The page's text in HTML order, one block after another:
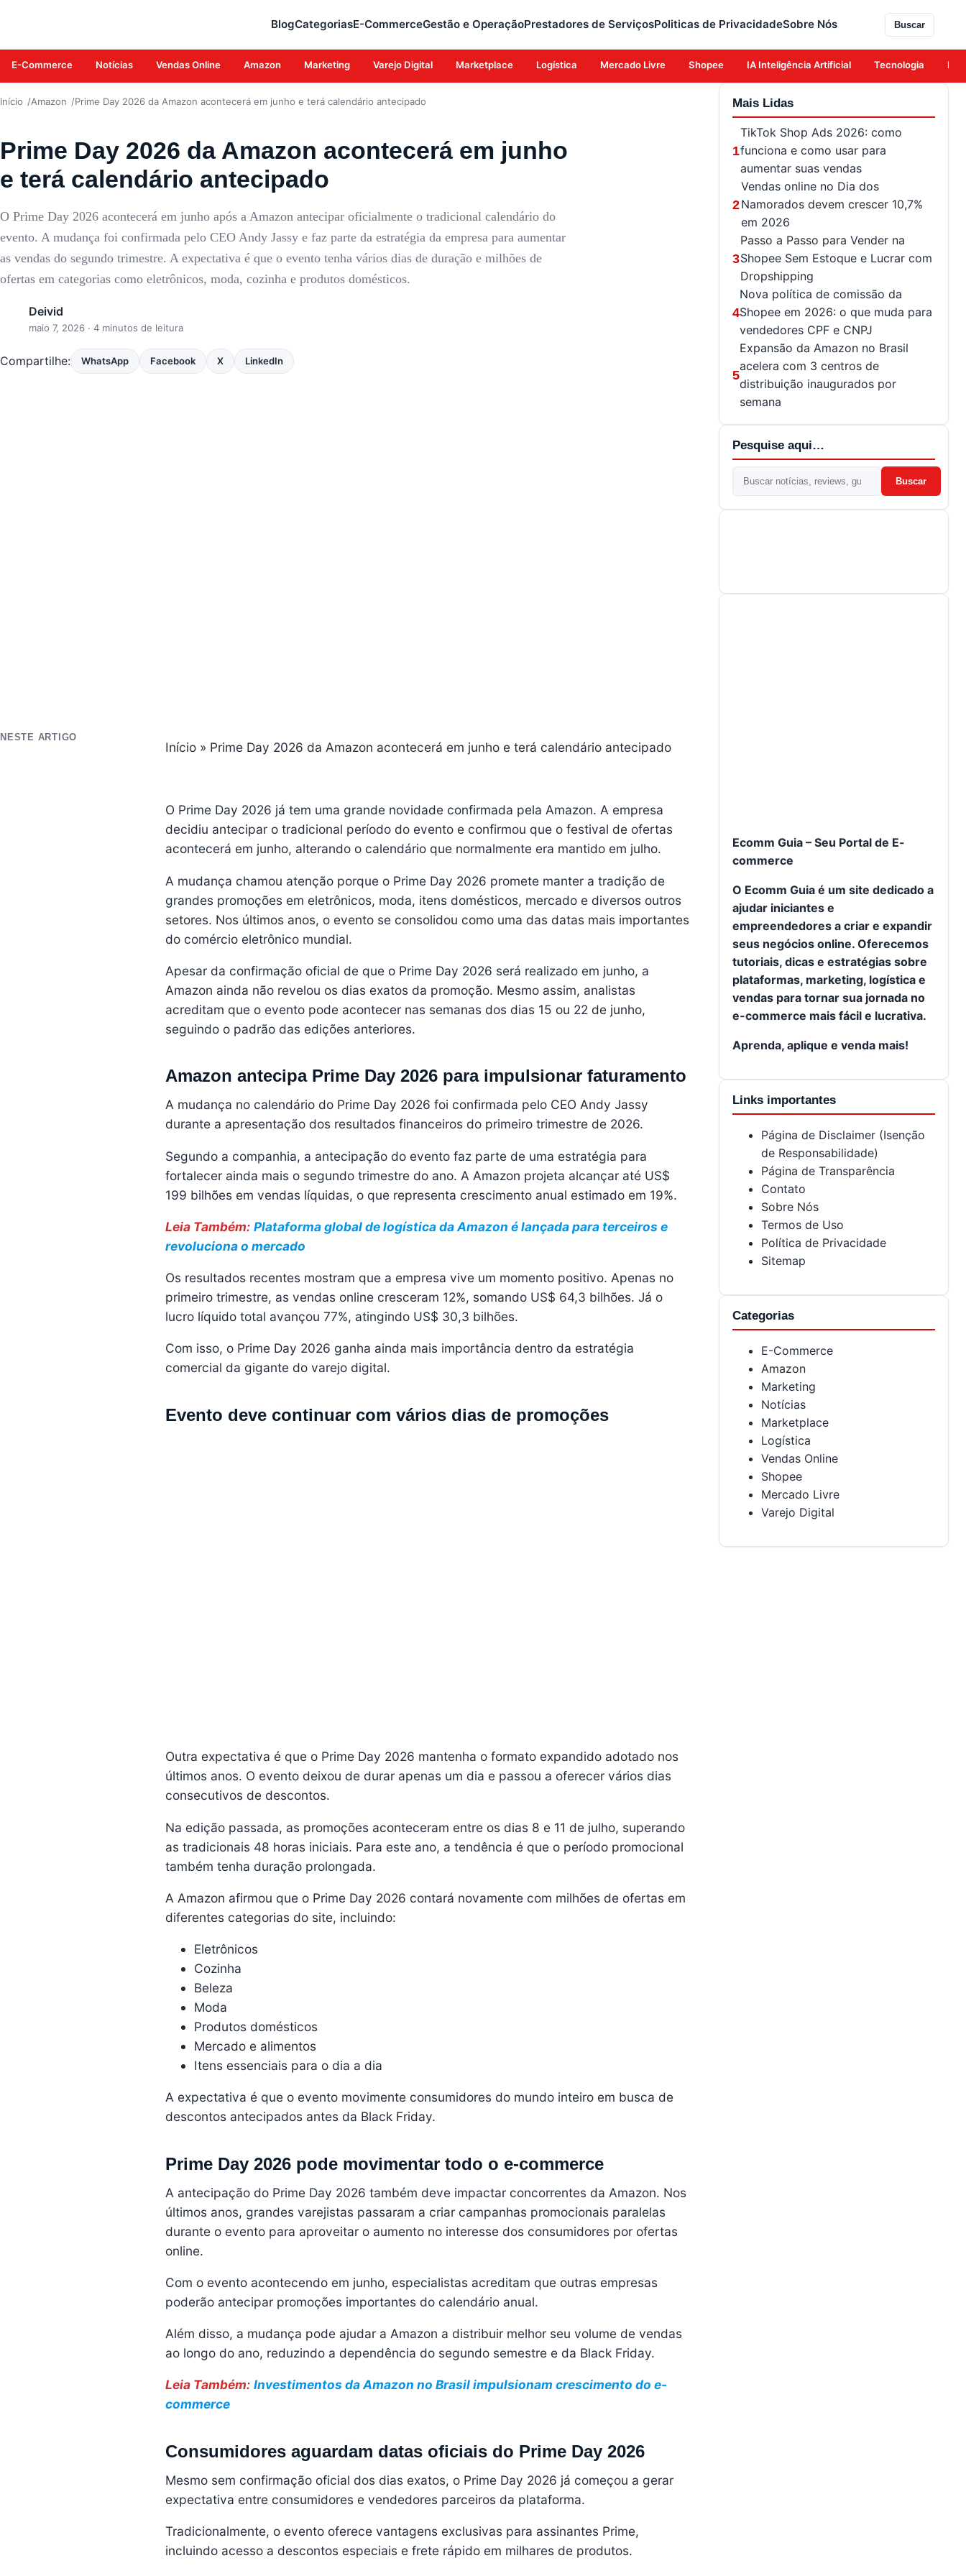
BlogCategoriasE-CommerceGestão e OperaçãoPrestadores de ServiçosPoliticas de PrivacidadeSobre Nós Buscar
E-Commerce Notícias Vendas Online Amazon Marketing Varejo Digital Marketplace Logística Mercado Livre Shopee IA Inteligência Artificial Tecnologia
Início Amazon Prime Day 2026 da Amazon acontecerá em junho e terá calendário antecipado
Prime Day 2026 da Amazon acontecerá em junho
e terá calendário antecipado
O Prime Day 2026 acontecerá em junho após a Amazon antecipar oficialmente o tradicional calendário do
evento. A mudança foi confirmada pelo CEO Andy Jassy e faz parte da estratégia da empresa para aumentar
as vendas do segundo trimestre. A expectativa é que o evento tenha vários dias de duração e milhões de
ofertas em categorias como eletrônicos, moda, cozinha e produtos domésticos.
Deivid
maio 7, 2026 · 4 minutos de leitura
Compartilhe: WhatsApp Facebook X LinkedIn
NESTE ARTIGO
Início » Prime Day 2026 da Amazon acontecerá em junho e terá calendário antecipado
O Prime Day 2026 já tem uma grande novidade confirmada pela Amazon. A empresa
decidiu antecipar o tradicional período do evento e confirmou que o festival de ofertas
acontecerá em junho, alterando o calendário que normalmente era mantido em julho.
A mudança chamou atenção porque o Prime Day 2026 promete manter a tradição de
grandes promoções em eletrônicos, moda, itens domésticos, mercado e diversos outros
setores. Nos últimos anos, o evento se consolidou como uma das datas mais importantes
do comércio eletrônico mundial.
Apesar da confirmação oficial de que o Prime Day 2026 será realizado em junho, a
Amazon ainda não revelou os dias exatos da promoção. Mesmo assim, analistas
acreditam que o evento pode acontecer nas semanas dos dias 15 ou 22 de junho,
seguindo o padrão das edições anteriores.
Amazon antecipa Prime Day 2026 para impulsionar faturamento
A mudança no calendário do Prime Day 2026 foi confirmada pelo CEO Andy Jassy
durante a apresentação dos resultados financeiros do primeiro trimestre de 2026.
Segundo a companhia, a antecipação do evento faz parte de uma estratégia para
fortalecer ainda mais o segundo trimestre do ano. A Amazon projeta alcançar até US$
199 bilhões em vendas líquidas, o que representa crescimento anual estimado em 19%.
Leia Também: Plataforma global de logística da Amazon é lançada para terceiros e
revoluciona o mercado
Os resultados recentes mostram que a empresa vive um momento positivo. Apenas no
primeiro trimestre, as vendas online cresceram 12%, somando US$ 64,3 bilhões. Já o
lucro líquido total avançou 77%, atingindo US$ 30,3 bilhões.
Com isso, o Prime Day 2026 ganha ainda mais importância dentro da estratégia
comercial da gigante do varejo digital.
Evento deve continuar com vários dias de promoções
Outra expectativa é que o Prime Day 2026 mantenha o formato expandido adotado nos
últimos anos. O evento deixou de durar apenas um dia e passou a oferecer vários dias
consecutivos de descontos.
Na edição passada, as promoções aconteceram entre os dias 8 e 11 de julho, superando
as tradicionais 48 horas iniciais. Para este ano, a tendência é que o período promocional
também tenha duração prolongada.
A Amazon afirmou que o Prime Day 2026 contará novamente com milhões de ofertas em
diferentes categorias do site, incluindo:
Eletrônicos
Cozinha
Beleza
Moda
Produtos domésticos
Mercado e alimentos
Itens essenciais para o dia a dia
A expectativa é que o evento movimente consumidores do mundo inteiro em busca de
descontos antecipados antes da Black Friday.
Prime Day 2026 pode movimentar todo o e-commerce
A antecipação do Prime Day 2026 também deve impactar concorrentes da Amazon. Nos
últimos anos, grandes varejistas passaram a criar campanhas promocionais paralelas
durante o evento para aproveitar o aumento no interesse dos consumidores por ofertas
online.
Com o evento acontecendo em junho, especialistas acreditam que outras empresas
poderão antecipar promoções importantes do calendário anual.
Além disso, a mudança pode ajudar a Amazon a distribuir melhor seu volume de vendas
ao longo do ano, reduzindo a dependência do segundo semestre e da Black Friday.
Leia Também: Investimentos da Amazon no Brasil impulsionam crescimento do e-
commerce
Consumidores aguardam datas oficiais do Prime Day 2026
Mesmo sem confirmação oficial dos dias exatos, o Prime Day 2026 já começou a gerar
expectativa entre consumidores e vendedores parceiros da plataforma.
Tradicionalmente, o evento oferece vantagens exclusivas para assinantes Prime,
incluindo acesso a descontos especiais e frete rápido em milhares de produtos.
Mais Lidas
1
TikTok Shop Ads 2026: como
funciona e como usar para
aumentar suas vendas
2
Vendas online no Dia dos
Namorados devem crescer 10,7%
em 2026
3
Passo a Passo para Vender na
Shopee Sem Estoque e Lucrar com
Dropshipping
4
Nova política de comissão da
Shopee em 2026: o que muda para
vendedores CPF e CNPJ
5
Expansão da Amazon no Brasil
acelera com 3 centros de
distribuição inaugurados por
semana
Pesquise aqui…
Buscar
Ecomm Guia – Seu Portal de E-
commerce
O Ecomm Guia é um site dedicado a
ajudar iniciantes e
empreendedores a criar e expandir
seus negócios online. Oferecemos
tutoriais, dicas e estratégias sobre
plataformas, marketing, logística e
vendas para tornar sua jornada no
e-commerce mais fácil e lucrativa.
Aprenda, aplique e venda mais!
Links importantes
Página de Disclaimer (Isenção
de Responsabilidade)
Página de Transparência
Contato
Sobre Nós
Termos de Uso
Política de Privacidade
Sitemap
Categorias
E-Commerce
Amazon
Marketing
Notícias
Marketplace
Logística
Vendas Online
Shopee
Mercado Livre
Varejo Digital